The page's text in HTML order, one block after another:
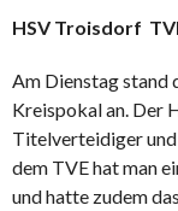
HSV Troisdorf 
Am Dienstag stand
Kreispokal an. Der
Titelverteidiger
dem TVE hat man
und hatte zudem